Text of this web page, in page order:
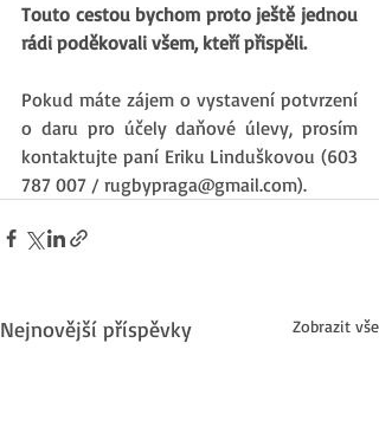
Touto cestou bychom proto ještě jednou
rádi poděkovali všem, kteří přispěli.
Pokud máte zájem o vystavení potvrzení
o daru pro účely daňové úlevy, prosím
kontaktujte paní Eriku Linduškovou (603
787 007 / rugbypraga@gmail.com).
Nejnovější příspěvky Zobrazit vše